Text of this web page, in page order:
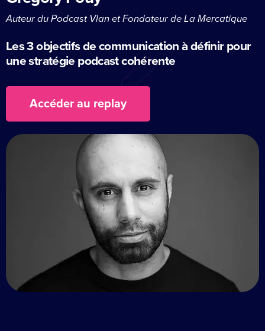
Auteur du Podcast Vlan et Fondateur de La Mercatique
Les 3 objectifs de communication à définir pour
une stratégie podcast cohérente
Accéder au replay